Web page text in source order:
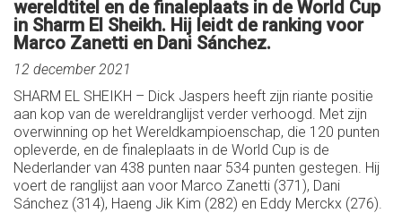
wereldtitel en de finaleplaats in de World Cup
in Sharm El Sheikh. Hij leidt de ranking voor
Marco Zanetti en Dani Sánchez.
12 december 2021
SHARM EL SHEIKH – Dick Jaspers heeft zijn riante positie
aan kop van de wereldranglijst verder verhoogd. Met zijn
overwinning op het Wereldkampioenschap, die 120 punten
opleverde, en de finaleplaats in de World Cup is de
Nederlander van 438 punten naar 534 punten gestegen. Hij
voert de ranglijst aan voor Marco Zanetti (371), Dani
Sánchez (314), Haeng Jik Kim (282) en Eddy Merckx (276).